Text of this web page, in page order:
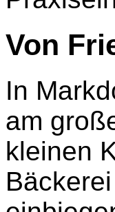
Von
In
am
kleinen